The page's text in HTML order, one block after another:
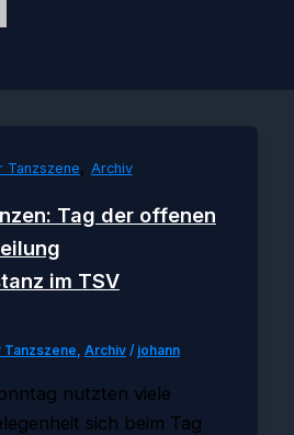
Tanzszene , Archiv
Tag der offenen
im TSV
, Archiv/ johann
nutzten viele
sich beim Tag